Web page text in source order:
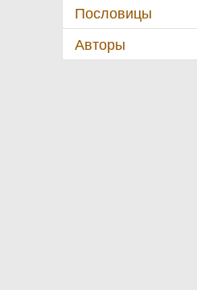
Пословицы
Авторы